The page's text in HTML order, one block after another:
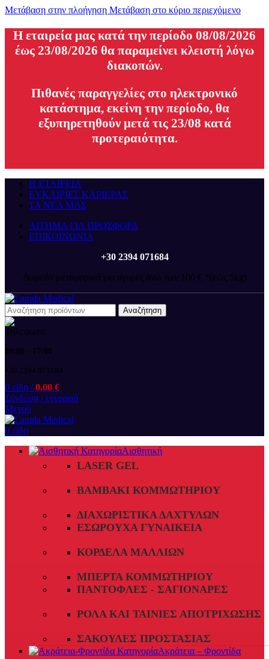
Μετάβαση στην πλοήγηση Μετάβαση στο κύριο περιεχόμενο
H εταιρεία μας κατά την περίοδο 08/08/2026
έως 23/08/2026 θα παραμείνει κλειστή λόγω
διακοπών.
Πιθανές παραγγελίες στο ηλεκτρονικό
κατάστημα, εκείνη την περίοδο, θα
εξυπηρετηθούν μετά τις 23/08 κατά
προτεραιότητα.
Η ΕΤΑΙΡΕΙΑ
ΕΥΚΑΙΡΙΕΣ ΚΑΡΙΕΡΑΣ
ΤΑ ΝΕΑ ΜΑΣ
ΑΙΤΗΜΑ ΓΙΑ ΠΡΟΣΦΟΡΑ
ΕΠΙΚΟΙΝΩΝΙΑ
+30 2394 071684
Δωρεάν μεταφορικά για αγορές άνω των 100 € *(εώς 5kg)
Αναζήτηση
09:00 - 17:00
+30 2394 071684
0 είδη / 0.00 €
Σύνδεση / εγγραφή
Μενού
0 είδη
Αισθητική
LASER GEL
ΒΑΜΒΆΚΙ ΚΟΜΜΩΤΗΡΊΟΥ
ΔΙΑΧΩΡΙΣΤΙΚΆ ΔΑΧΤΎΛΩΝ
ΕΣΏΡΟΥΧΑ ΓΥΝΑΙΚΕΊΑ
ΚΟΡΔΈΛΑ ΜΑΛΛΙΏΝ
ΜΠΈΡΤΑ ΚΟΜΜΩΤΗΡΊΟΥ
ΠΑΝΤΌΦΛΕΣ - ΣΑΓΙΟΝΆΡΕΣ
ΡΟΛΆ ΚΑΙ ΤΑΙΝΊΕΣ ΑΠΟΤΡΊΧΩΣΗΣ
ΣΑΚΟΎΛΕΣ ΠΡΟΣΤΑΣΊΑΣ
Ακράτεια – Φροντίδα